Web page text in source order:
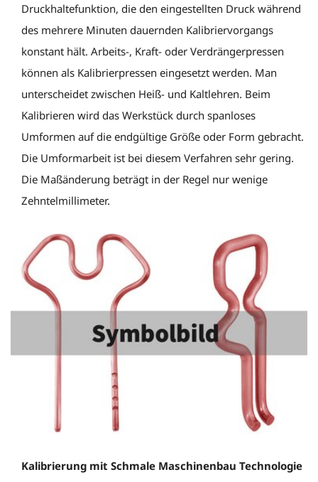
Druckhaltefunktion, die den eingestellten Druck während
des mehrere Minuten dauernden Kalibriervorgangs
konstant hält. Arbeits-, Kraft- oder Verdrängerpressen
können als Kalibrierpressen eingesetzt werden. Man
unterscheidet zwischen Heiß- und Kaltlehren. Beim
Kalibrieren wird das Werkstück durch spanloses
Umformen auf die endgültige Größe oder Form gebracht.
Die Umformarbeit ist bei diesem Verfahren sehr gering.
Die Maßänderung beträgt in der Regel nur wenige
Zehntelmillimeter.
Kalibrierung mit Schmale Maschinenbau Technologie